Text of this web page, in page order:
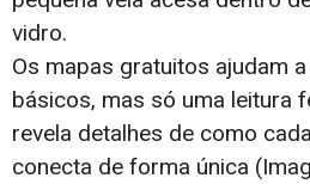
Os mapas gratuitos ajudam
básicos, mas só uma leitura
revela detalhes de como
conecta de forma única